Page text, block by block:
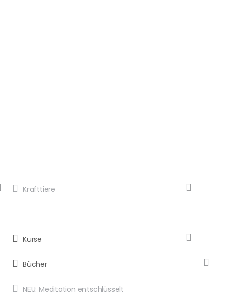
Krafttiere
Kurse
Bücher
NEU: Meditation entschlüsselt